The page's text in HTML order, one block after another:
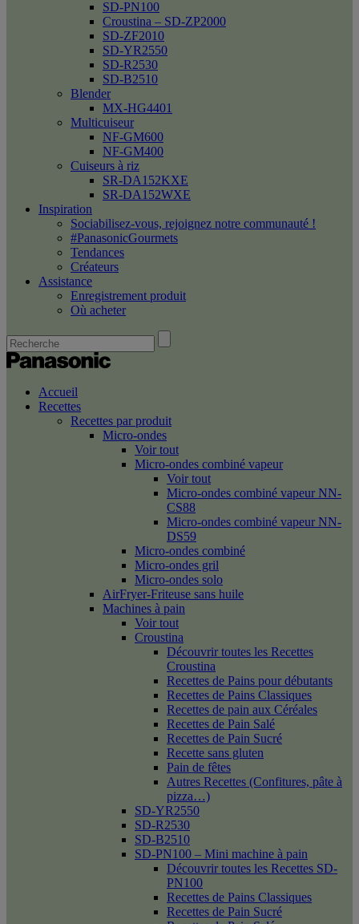
SD-PN100
Croustina – SD-ZP2000
SD-ZF2010
SD-YR2550
SD-R2530
SD-B2510
Blender
MX-HG4401
Multicuiseur
NF-GM600
NF-GM400
Cuiseurs à riz
SR-DA152KXE
SR-DA152WXE
Inspiration
Sociabilisez-vous, rejoignez notre communauté !
#PanasonicGourmets
Tendances
Créateurs
Assistance
Enregistrement produit
Où acheter
Accueil
Recettes
Recettes par produit
Micro-ondes
Voir tout
Micro-ondes combiné vapeur
Voir tout
Micro-ondes combiné vapeur NN-
CS88
Micro-ondes combiné vapeur NN-
DS59
Micro-ondes combiné
Micro-ondes gril
Micro-ondes solo
AirFryer-Friteuse sans huile
Machines à pain
Voir tout
Croustina
Découvrir toutes les Recettes
Croustina
Recettes de Pains pour débutants
Recettes de Pains Classiques
Recettes de pain aux Céréales
Recettes de Pain Salé
Recettes de Pain Sucré
Recette sans gluten
Pain de fêtes
Autres Recettes (Confitures, pâte à
pizza…)
SD-YR2550
SD-R2530
SD-B2510
SD-PN100 – Mini machine à pain
Découvrir toutes les Recettes SD-
PN100
Recettes de Pains Classiques
Recettes de Pain Sucré